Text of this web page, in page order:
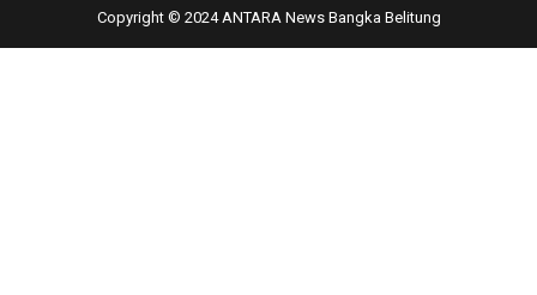
Copyright © 2024 ANTARA News Bangka Belitung